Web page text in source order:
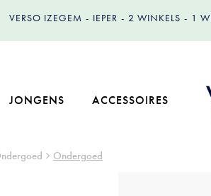
VERSO IZEGEM IEPER 2 WINKELS 1
JONGENS ACCESSOIRES
Ondergoed